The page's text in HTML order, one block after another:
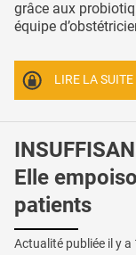
grâce aux
équipe
LIRE LA SUITE
Elle
patients
Actualité publiée il y a